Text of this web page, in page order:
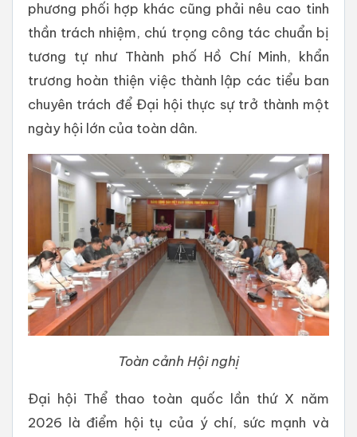
phương phối hợp khác cũng phải nêu cao tinh
thần trách nhiệm, chú trọng công tác chuẩn bị
tương tự như Thành phố Hồ Chí Minh, khẩn
trương hoàn thiện việc thành lập các tiểu ban
chuyên trách để Đại hội thực sự trở thành một
ngày hội lớn của toàn dân.
Toàn cảnh Hội nghị
Đại hội Thể thao toàn quốc lần thứ X năm
2026 là điểm hội tụ của ý chí, sức mạnh và